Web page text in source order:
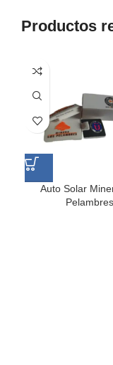
Productos
Auto Solar
Pelambres